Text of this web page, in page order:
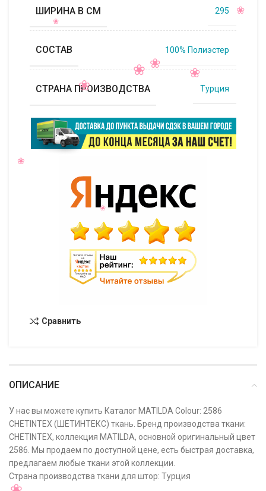
ШИРИНА В СМ 295
СОСТАВ 100% Полиэстер
СТРАНА ПРОИЗВОДСТВА Турция
Сравнить
ОПИСАНИЕ
У нас вы можете купить Каталог MATILDA Colour: 2586
CHETINTEX (ШЕТИНТЕКС) ткань. Бренд производства ткани:
CHETINTEX, коллекция MATILDA, основной оригинальный цвет
2586. Мы продаем по доступной цене, есть быстрая доставка,
предлагаем любые ткани этой коллекции.
Страна производства ткани для штор: Турция